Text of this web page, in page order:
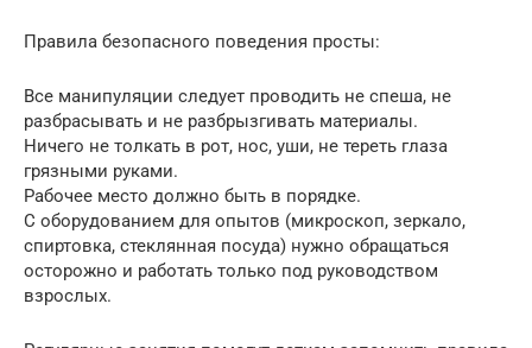
Правила безопасного поведения просты:
Все манипуляции следует проводить не спеша, не
разбрасывать и не разбрызгивать материалы.
Ничего не толкать в рот, нос, уши, не тереть глаза
грязными руками.
Рабочее место должно быть в порядке.
С оборудованием для опытов (микроскоп, зеркало,
спиртовка, стеклянная посуда) нужно обращаться
осторожно и работать только под руководством
взрослых.